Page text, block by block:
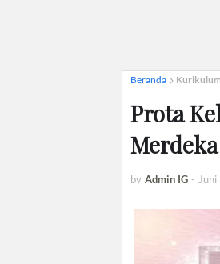
Beranda
Prota
by Admin IG -